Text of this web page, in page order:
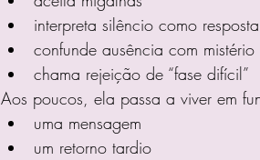
interpreta silêncio como resposta
confunde ausência com mistério
chama rejeição de “fase difícil”
Aos poucos, ela passa a viver em
uma mensagem
um retorno tardio